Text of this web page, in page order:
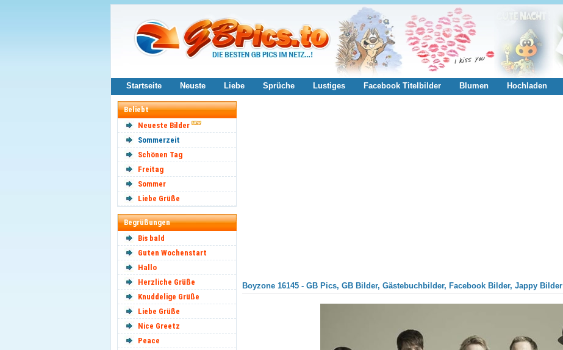
Startseite Neuste Liebe Sprüche Lustiges Facebook Titelbilder Blumen Hochladen
Beliebt
Neueste Bilder
Sommerzeit
Schönen Tag
Freitag
Sommer
Liebe Grüße
Begrüßungen
Bis bald
Guten Wochenstart
Hallo
Herzliche Grüße
Knuddelige Grüße
Liebe Grüße
Nice Greetz
Peace
Boyzone 16145 - GB Pics, GB Bilder, Gästebuchbilder, Facebook Bilder, Jappy Bilder